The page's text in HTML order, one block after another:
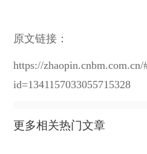
原文链接：
https://zhaopin.cnbm.com.cn/
id=1341157033055715328
更多相关热门文章